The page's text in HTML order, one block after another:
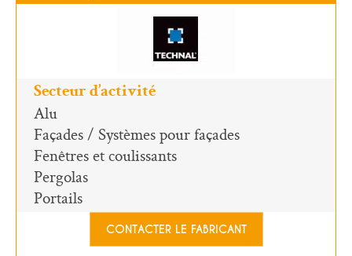
Secteur d’activité
Alu
Façades / Systèmes pour façades
Fenêtres et coulissants
Pergolas
Portails
CONTACTER LE FABRICANT